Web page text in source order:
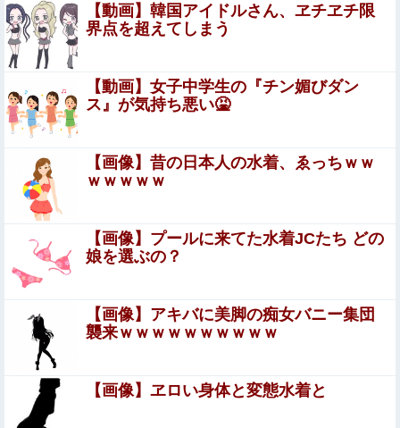
Google、Geminiが大赤字、「史上初のマイナスキャッシ
ュフロー」に陥る
【悲報】隣家の室外機、限界突破ｗｗｗｗｗｗｗ
（※画像あり）
【悲報】「米軍を粉砕しろ！」在韓米軍基地に突入した韓
国学生、即逮捕
【画像あり】相澤仁美のケツ
【速報】都知事、東京駅近くの都八重洲駐車場に「巨大地
下シェルター」整備を正式表明他
【驚愕】マチアプで会った外国人からまさかの『こう』言
この夏菜がシコすぎるｗｗｗｗ
【悲報】高市早苗に逆らった財務官僚、異例の左遷ｗｗｗ
ｗｗｗｗｗ
【動画】韓国アイドルさん、ヱチヱチ限
界点を超えてしまう
【動画】女子中学生の『チン媚びダン
ス』が気持ち悪い🤮
【画像】昔の日本人の水着、ゑっちｗｗ
ｗｗｗｗｗ
【画像】プールに来てた水着JCたち どの
娘を選ぶの？
【画像】アキバに美脚の痴女バニー集団
襲来ｗｗｗｗｗｗｗｗｗｗ
【画像】ヱロい身体と変態水着と